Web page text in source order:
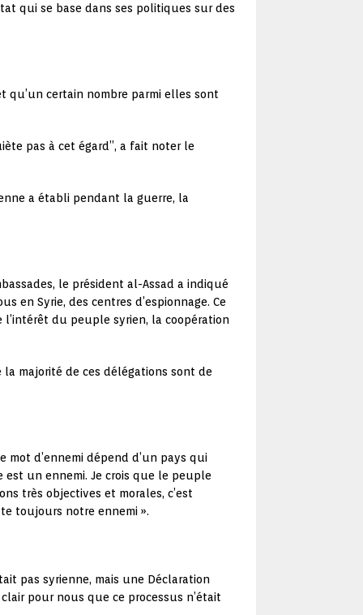
qui se base dans ses politiques sur des
qu’un certain nombre parmi elles sont
pas à cet égard”, a fait noter le
a établi pendant la guerre, la
le président al-Assad a indiqué
en Syrie, des centres d’espionnage. Ce
l’intérêt du peuple syrien, la coopération
la majorité de ces délégations sont de
mot d’ennemi dépend d’un pays qui
un ennemi. Je crois que le peuple
très objectives et morales, c’est
toujours notre ennemi ».
pas syrienne, mais une Déclaration
pour nous que ce processus n’était